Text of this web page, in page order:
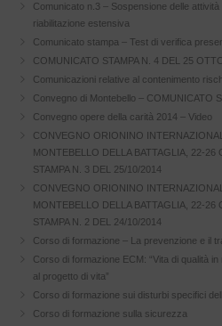
Comunicato n.3 – Sospensione delle
riabilitazione estensiva
Comunicato stampa – Test di verifica
COMUNICATO STAMPA N. 4 DEL 25
Comunicazioni relative al contenimento
Convegno di Montebello – COMUNICATO
Convegno opere della carità 2014 – Video
CONVEGNO ORIONINO
MONTEBELLO DELLA BATTAGLIA, 22-
STAMPA N. 3 DEL 25/10/2014
CONVEGNO ORIONINO
MONTEBELLO DELLA BATTAGLIA, 22-
STAMPA N. 2 DEL 24/10/2014
Corso di formazione – La prevenzione e il
Corso di formazione ECM: “Vita di qualità
al progetto di vita”
Corso di formazione sui disturbi specifici
Corso di formazione sulla sicurezza